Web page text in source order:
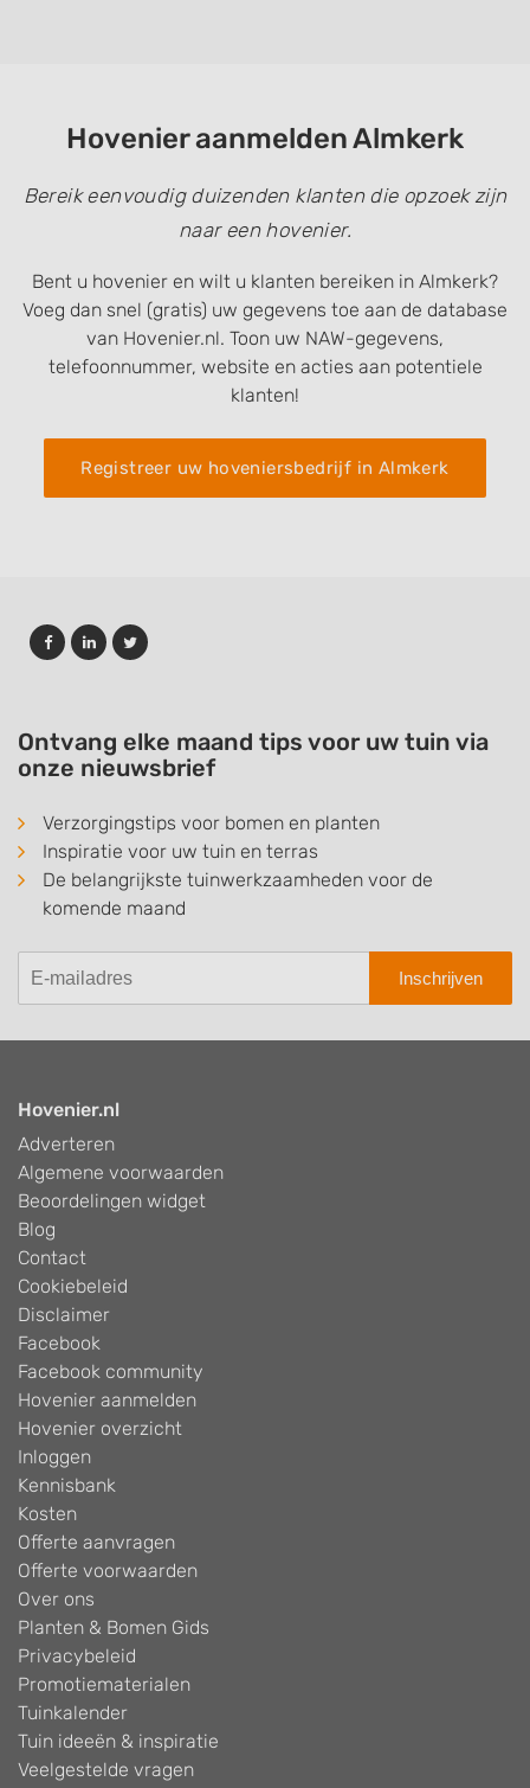
Hovenier aanmelden Almkerk
Bereik eenvoudig duizenden klanten die opzoek zijn
naar een hovenier.
Bent u hovenier en wilt u klanten bereiken in Almkerk?
Voeg dan snel (gratis) uw gegevens toe aan de database
van Hovenier.nl. Toon uw NAW-gegevens,
telefoonnummer, website en acties aan potentiele
klanten!
Registreer uw hoveniersbedrijf in Almkerk
Ontvang elke maand tips voor uw tuin via
onze nieuwsbrief
Verzorgingstips voor bomen en planten
Inspiratie voor uw tuin en terras
De belangrijkste tuinwerkzaamheden voor de
komende maand
Inschrijven
Hovenier.nl
Adverteren
Algemene voorwaarden
Beoordelingen widget
Blog
Contact
Cookiebeleid
Disclaimer
Facebook
Facebook community
Hovenier aanmelden
Hovenier overzicht
Inloggen
Kennisbank
Kosten
Offerte aanvragen
Offerte voorwaarden
Over ons
Planten & Bomen Gids
Privacybeleid
Promotiematerialen
Tuinkalender
Tuin ideeën & inspiratie
Veelgestelde vragen